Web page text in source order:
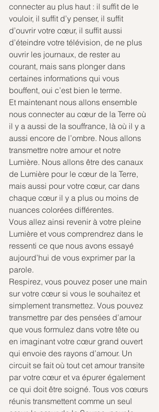
connecter au plus haut : il suffit de le
vouloir, il suffit d’y penser, il suffit
d’ouvrir votre cœur, il suffit aussi
d’éteindre votre télévision, de ne plus
ouvrir les journaux, de rester au
courant, mais sans plonger dans
certaines informations qui vous
bouffent, oui c’est bien le terme.
Et maintenant nous allons ensemble
nous connecter au cœur de la Terre où
il y a aussi de la souffrance, là où il y a
aussi encore de l’ombre. Nous allons
transmettre notre amour et notre
Lumière. Nous allons être des canaux
de Lumière pour le cœur de la Terre,
mais aussi pour votre cœur, car dans
chaque cœur il y a plus ou moins de
nuances colorées différentes.
Vous allez ainsi revenir à votre pleine
Lumière et vous comprendrez dans le
ressenti ce que nous avons essayé
aujourd’hui de vous exprimer par la
parole.
Respirez, vous pouvez poser une main
sur votre cœur si vous le souhaitez et
simplement transmettez. Vous pouvez
transmettre par des pensées d’amour
que vous formulez dans votre tête ou
en imaginant votre cœur grand ouvert
qui envoie des rayons d’amour. Un
circuit se fait où tout cet amour transite
par votre cœur et va épurer également
ce qui doit être soigné. Tous vos cœurs
réunis transmettent comme un seul